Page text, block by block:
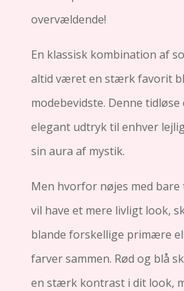
overvældende!
En klassisk kombination af
altid været en stærk favorit
modebevidste. Denne
elegant udtryk til enhver
sin aura af mystik.
Men hvorfor nøjes med bare
vil have et mere livligt look,
blande forskellige primære
farver sammen. Rød og blå
en stærk kontrast i dit look,